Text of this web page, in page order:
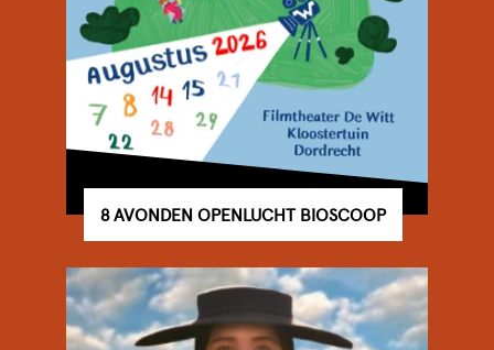
8 AVONDEN OPENLUCHT BIOSCOOP